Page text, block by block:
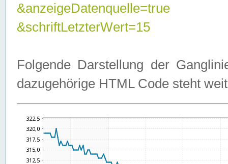
&anzeigeDatenquelle=true
&schriftLetzterWert=15
Folgende Darstellung der
dazugehörige HTML Code steht